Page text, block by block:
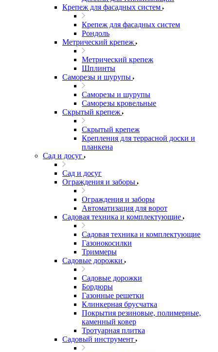
Крепеж для фасадных систем
Крепеж для фасадных систем
Рондоль
Метрический крепеж
Метрический крепеж
Шплинты
Саморезы и шурупы
Саморезы и шурупы
Саморезы кровельные
Скрытый крепеж
Скрытый крепеж
Крепления для террасной доски и
планкена
Сад и досуг
Сад и досуг
Ограждения и заборы
Ограждения и заборы
Автоматизация для ворот
Садовая техника и комплектующие
Садовая техника и комплектующие
Газонокосилки
Триммеры
Садовые дорожки
Садовые дорожки
Бордюры
Газонные решетки
Клинкерная брусчатка
Покрытия резиновые, полимерные,
каменный ковер
Тротуарная плитка
Садовый инструмент